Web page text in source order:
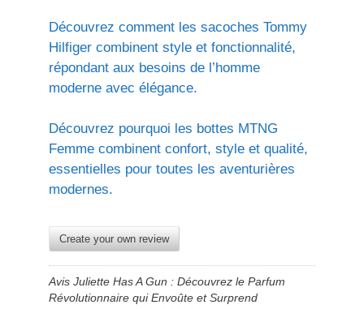
Découvrez comment les sacoches Tommy
Hilfiger combinent style et fonctionnalité,
répondant aux besoins de l’homme
moderne avec élégance.
Découvrez pourquoi les bottes MTNG
Femme combinent confort, style et qualité,
essentielles pour toutes les aventurières
modernes.
Create your own review
Avis Juliette Has A Gun : Découvrez le Parfum
Révolutionnaire qui Envoûte et Surprend